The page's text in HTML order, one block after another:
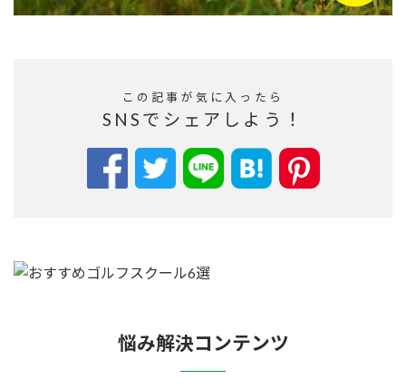
この記事が気に入ったら
SNSでシェアしよう！
悩み解決コンテンツ